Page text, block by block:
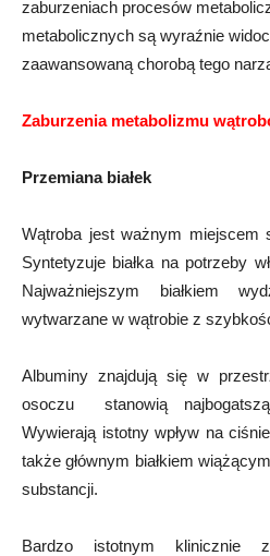
zaburzeniach procesów
metabolicznych są wyraźnie
zaawansowaną chorobą tego
Zaburzenia metabolizmu
Przemiana białek
Wątroba jest ważnym miejscem
Syntetyzuje białka na potrzeby
Najważniejszym białkiem
wytwarzane w wątrobie z
Albuminy znajdują się w
osoczu  stanowią
Wywierają istotny wpływ na
także głównym białkiem
substancji.
Bardzo istotnym klinicznie